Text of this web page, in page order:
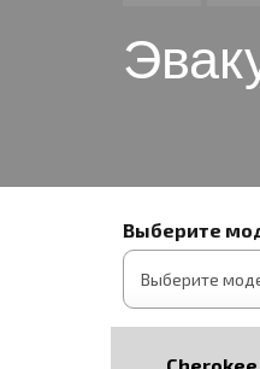
Выберите